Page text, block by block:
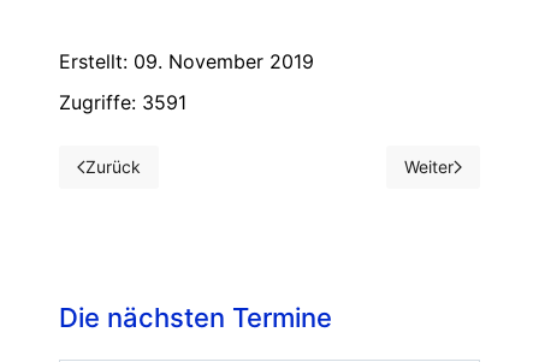
Erstellt: 09. November 2019
Zugriffe: 3591
Vorheriger Beitrag: "Ehrenamt überrascht" - Siggi
Zurück Nächster
Weiter
Die nächsten Termine